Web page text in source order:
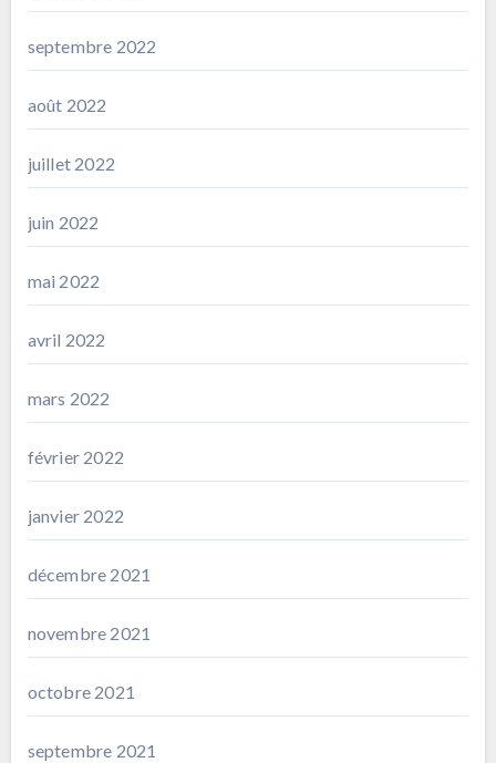
septembre 2022
août 2022
juillet 2022
juin 2022
mai 2022
avril 2022
mars 2022
février 2022
janvier 2022
décembre 2021
novembre 2021
octobre 2021
septembre 2021